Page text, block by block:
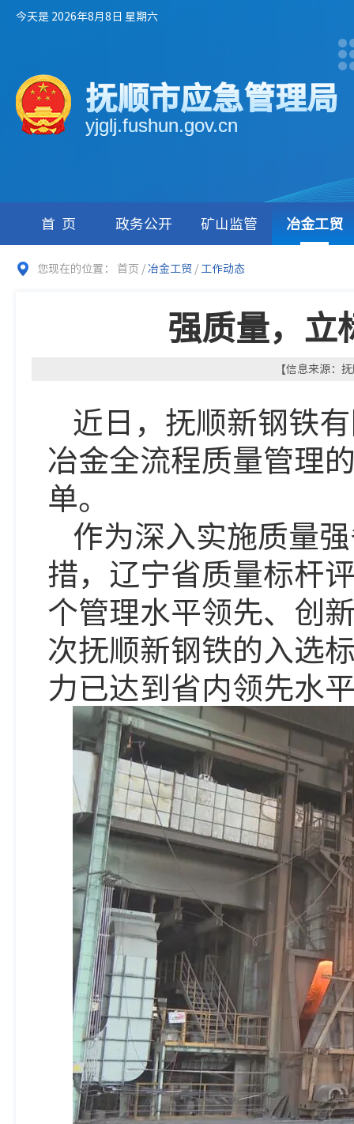
今天是 2026年8月8日 星期六
抚顺市应急管理局
yjglj.fushun.gov.cn
首页 政务公开 矿山监管 冶金工贸
您现在的位置： 首页 /冶金工贸 / 工作动态
强质量，立
【信息来源：
近日，抚顺新钢铁
冶金全流程质量管理
单。
作为深入实施质量
措，辽宁省质量标杆
个管理水平领先、创
次抚顺新钢铁的入选
力已达到省内领先水